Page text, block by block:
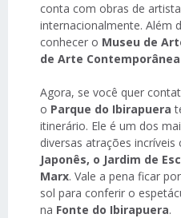
conta com obras de
internacionalmente. Além
conhecer o Museu de
de Arte Contemporânea
Agora, se você quer
o Parque do Ibirapuera
itinerário. Ele é um dos
diversas atrações incríveis
Japonês, o Jardim de
Marx. Vale a pena ficar
sol para conferir o
na Fonte do Ibirapuera.